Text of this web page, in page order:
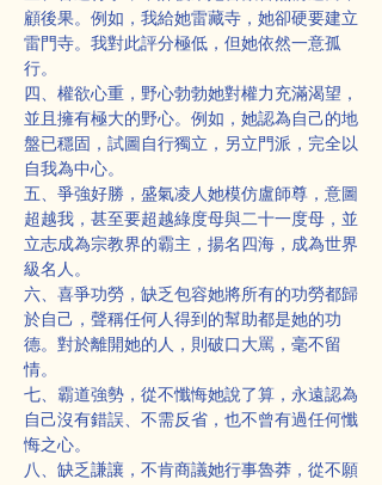
顧後果。例如，我給她雷藏寺，她卻硬要建立
雷門寺。我對此評分極低，但她依然一意孤
行。
四、權欲心重，野心勃勃她對權力充滿渴望，
並且擁有極大的野心。例如，她認為自己的地
盤已穩固，試圖自行獨立，另立門派，完全以
自我為中心。
五、爭強好勝，盛氣凌人她模仿盧師尊，意圖
超越我，甚至要超越綠度母與二十一度母，並
立志成為宗教界的霸主，揚名四海，成為世界
級名人。
六、喜爭功勞，缺乏包容她將所有的功勞都歸
於自己，聲稱任何人得到的幫助都是她的功
德。對於離開她的人，則破口大罵，毫不留
情。
七、霸道強勢，從不懺悔她說了算，永遠認為
自己沒有錯誤、不需反省，也不曾有過任何懺
悔之心。
八、缺乏謙讓，不肯商議她行事魯莽，從不願